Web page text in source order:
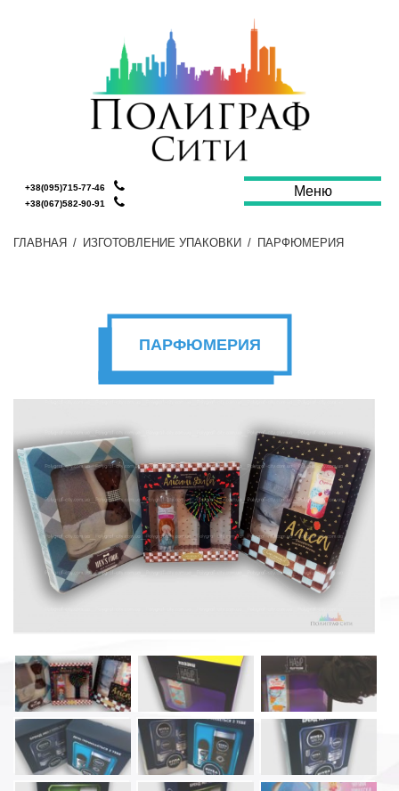
Меню
+38(095)715-77-46
+38(067)582-90-91
ГЛАВНАЯ / ИЗГОТОВЛЕНИЕ УПАКОВКИ / ПАРФЮМЕРИЯ
ПАРФЮМЕРИЯ